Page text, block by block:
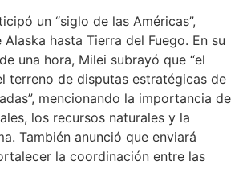
un “siglo de las Américas”,
hasta Tierra del Fuego. En su
una hora, Milei subrayó que “el
terreno de disputas estratégicas de
mencionando la importancia de
los recursos naturales y la
También anunció que enviará
la coordinación entre las